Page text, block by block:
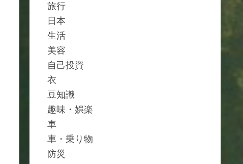
旅行
日本
生活
美容
自己投資
衣
豆知識
趣味・娯楽
車
車・乗り物
防災